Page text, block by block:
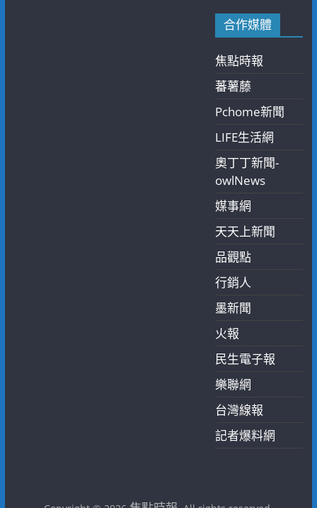
合作媒體
焦點時報
蕃薯藤
Pchome新聞
LIFE生活網
奧丁丁新聞-
owlNews
媒事網
天天上新聞
品觀點
行銷人
墨新聞
火報
民生電子報
樂聯網
台灣線報
記者爆料網